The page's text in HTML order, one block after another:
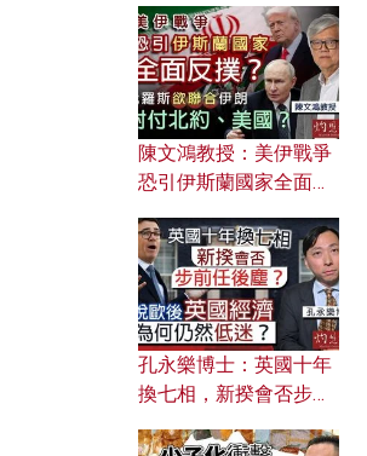
文之美？ 日常寫作如何
應用？
陳文鴻教授：美伊戰爭
恐引伊斯蘭國家全面反
對付北約美國？
孔永樂博士：英國十年
換七相，新揆會否步前